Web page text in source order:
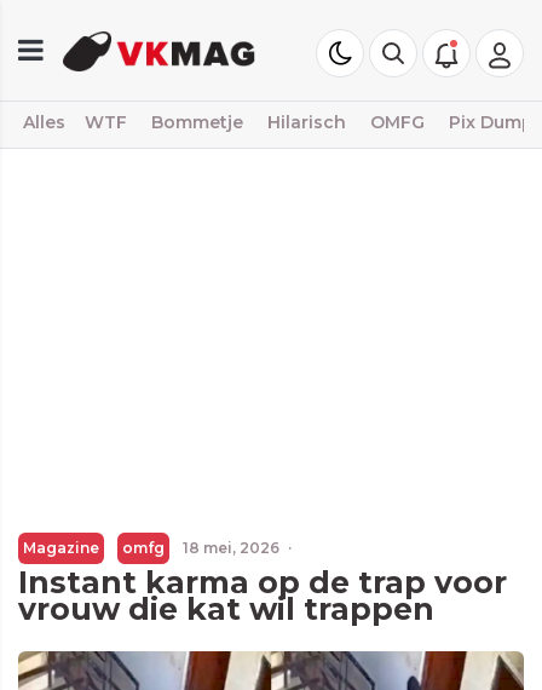
Alles WTF Bommetje Hilarisch OMFG Pix Dump
Magazine omfg 18 mei, 2026 ·
Instant karma op de trap voor
vrouw die kat wil trappen